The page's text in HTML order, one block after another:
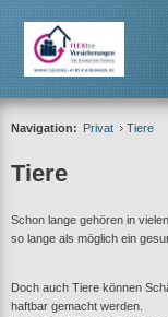
Navigation: Privat Tiere
Tiere
Schon lange gehören in
so lange als möglich ein
Doch auch Tiere können
haftbar gemacht werden.